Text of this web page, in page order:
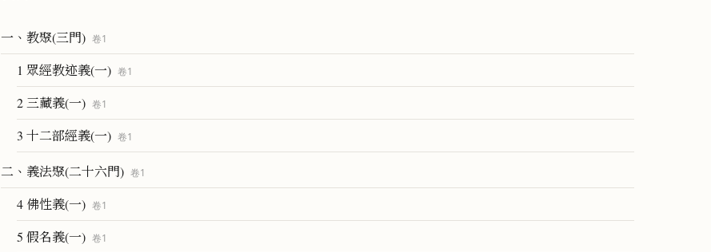
一、教聚(三門) 卷1
1 眾經教迹義(一) 卷1
2 三藏義(一) 卷1
3 十二部經義(一) 卷1
二、義法聚(二十六門) 卷1
4 佛性義(一) 卷1
5 假名義(一) 卷1